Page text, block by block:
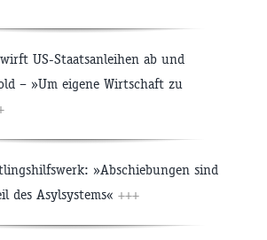
US-Staatsanleihen ab und
– »Um eigene Wirtschaft zu
»Abschiebungen sind
des Asylsystems« +++